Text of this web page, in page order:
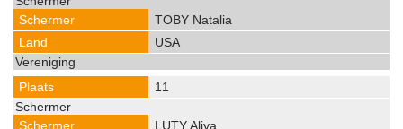
TOBY Natalia
USA
11
LUTY Aliya